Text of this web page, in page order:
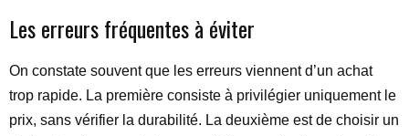
Les erreurs fréquentes à éviter
On constate souvent que les erreurs viennent d’un achat
trop rapide. La première consiste à privilégier uniquement le
prix, sans vérifier la durabilité. La deuxième est de choisir un